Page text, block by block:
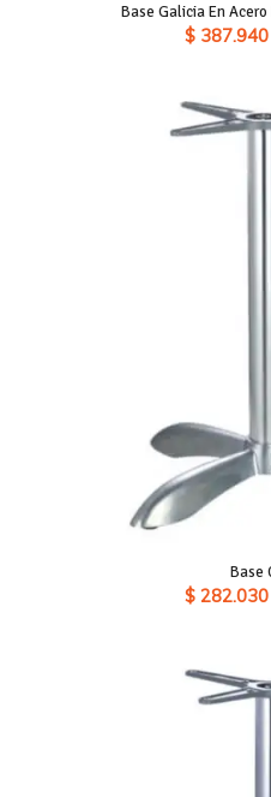
Base Galicia En
$ 387.940
Base
$ 282.030